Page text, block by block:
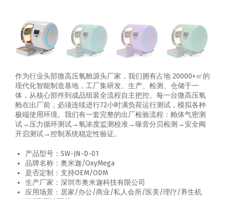
作为行业头部微高压氧舱源头厂家，我们拥有占地 20000+㎡的
现代化智能制造基地，工厂集研发、生产、检测、仓储于一
体，从核心部件到成品组装全流程自主把控。每一台微高压氧
舱在出厂前，必须连续进行72小时满负荷运行测试，模拟各种
极端使用环境。我们有一套完整的出厂检验流程：舱体气密测
试→压力循环测试→氧浓度监测校准→噪音分贝检测→安全阀
开启测试→控制系统稳定性验证。
产品型号：SW-JN-D-01
品牌名称：奥米迦/OxyMega
是否定制：支持OEM/ODM
生产厂家：深圳市奥米迦科技有限公司
应用场景：居家/办公/商业/私人会所/医美/理疗/养生机